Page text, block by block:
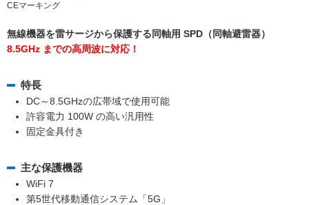
CEマーキング
無線機器を雷サージから保護する同軸用 SPD（同軸避雷器）
8.5GHz までの高周波に対応！
特長
DC～8.5GHzの広帯域で使用可能
許容電力 100W の高い汎用性
固定金具付き
主な保護機器
WiFi 7
第5世代移動通信システム「5G」